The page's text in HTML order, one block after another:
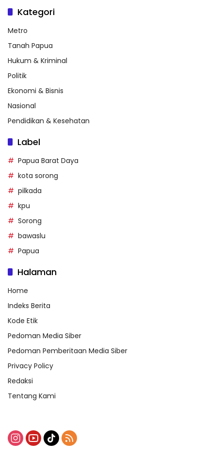
Kategori
Metro
Tanah Papua
Hukum & Kriminal
Politik
Ekonomi & Bisnis
Nasional
Pendidikan & Kesehatan
Label
Papua Barat Daya
kota sorong
pilkada
kpu
Sorong
bawaslu
Papua
Halaman
Home
Indeks Berita
Kode Etik
Pedoman Media Siber
Pedoman Pemberitaan Media Siber
Privacy Policy
Redaksi
Tentang Kami